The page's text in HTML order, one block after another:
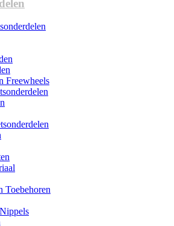
Freewheels
Toebehoren